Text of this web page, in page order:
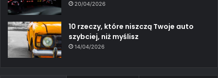
20/04/2026
10 rzeczy, które niszczą Twoje auto
szybciej, niż myślisz
14/04/2026